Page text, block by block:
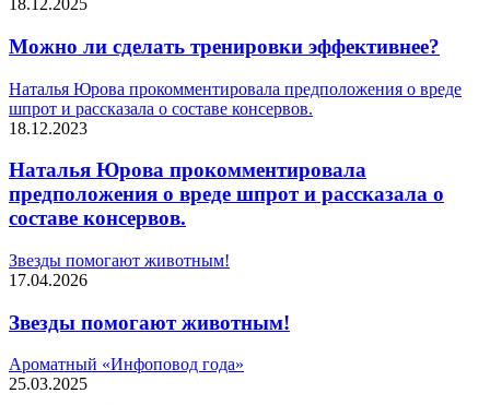
18.12.2025
Можно ли сделать тренировки эффективнее?
Наталья Юрова прокомментировала предположения о вреде
шпрот и рассказала о составе консервов.
18.12.2023
Наталья Юрова прокомментировала
предположения о вреде шпрот и рассказала о
составе консервов.
Звезды помогают животным!
17.04.2026
Звезды помогают животным!
Ароматный «Инфоповод года»
25.03.2025